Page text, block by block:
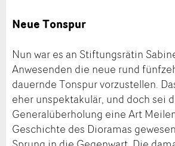
Neue Tonspur
Nun war es an Stiftungsrätin
Anwesenden die neue rund
dauernde Tonspur vorzustellen.
eher unspektakulär, und doch sei
Generalüberholung eine Art
Geschichte des Dioramas